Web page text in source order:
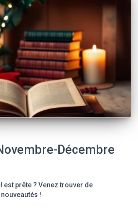
Décembre
est prête ? Venez trouver de
!